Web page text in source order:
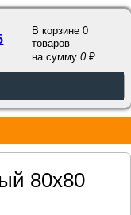
В корзине 0
товаров
на сумму0
80х80